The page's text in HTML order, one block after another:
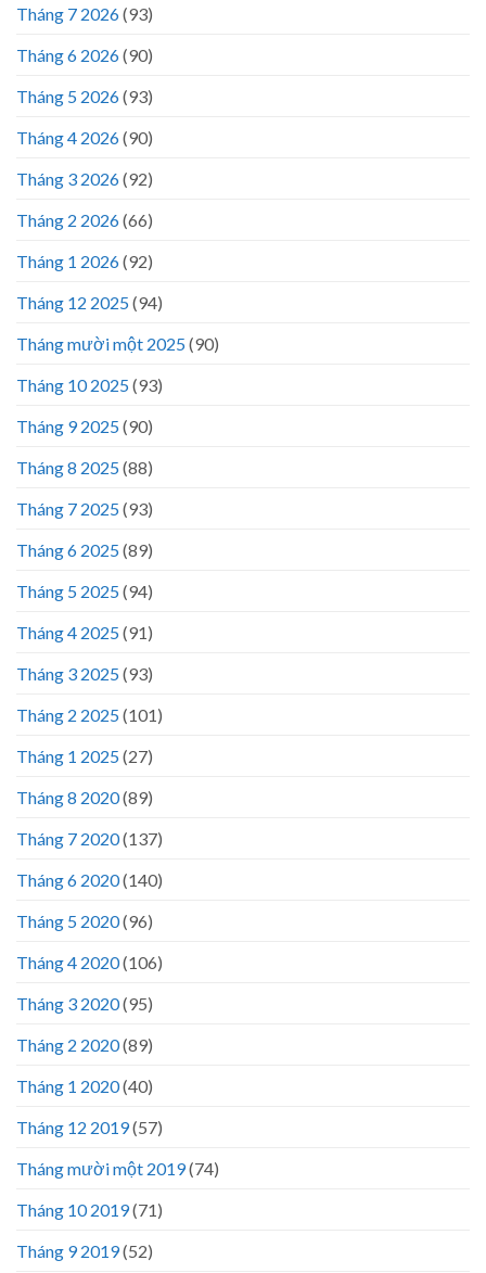
Tháng 7 2026(93)
Tháng 6 2026(90)
Tháng 5 2026(93)
Tháng 4 2026(90)
Tháng 3 2026(92)
Tháng 2 2026(66)
Tháng 1 2026(92)
Tháng 12 2025(94)
Tháng mười một 2025(90)
Tháng 10 2025(93)
Tháng 9 2025(90)
Tháng 8 2025(88)
Tháng 7 2025(93)
Tháng 6 2025(89)
Tháng 5 2025(94)
Tháng 4 2025(91)
Tháng 3 2025(93)
Tháng 2 2025(101)
Tháng 1 2025(27)
Tháng 8 2020(89)
Tháng 7 2020(137)
Tháng 6 2020(140)
Tháng 5 2020(96)
Tháng 4 2020(106)
Tháng 3 2020(95)
Tháng 2 2020(89)
Tháng 1 2020(40)
Tháng 12 2019(57)
Tháng mười một 2019(74)
Tháng 10 2019(71)
Tháng 9 2019(52)